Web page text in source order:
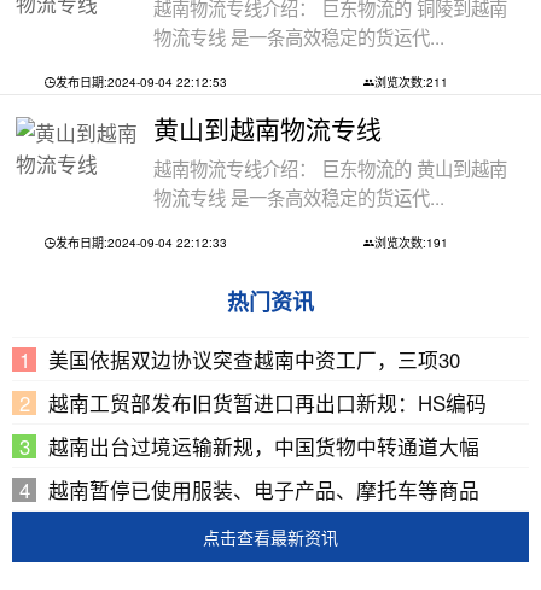
越南物流专线介绍： 巨东物流的 铜陵到越南
物流专线 是一条高效稳定的货运代...
发布日期:2024-09-04 22:12:53 浏览次数:211
黄山到越南物流专线
越南物流专线介绍： 巨东物流的 黄山到越南
物流专线 是一条高效稳定的货运代...
发布日期:2024-09-04 22:12:33 浏览次数:191
热门资讯
美国依据双边协议突查越南中资工厂，三项30
越南工贸部发布旧货暂进口再出口新规：HS编码
越南出台过境运输新规，中国货物中转通道大幅
越南暂停已使用服装、电子产品、摩托车等商品
点击查看最新资讯